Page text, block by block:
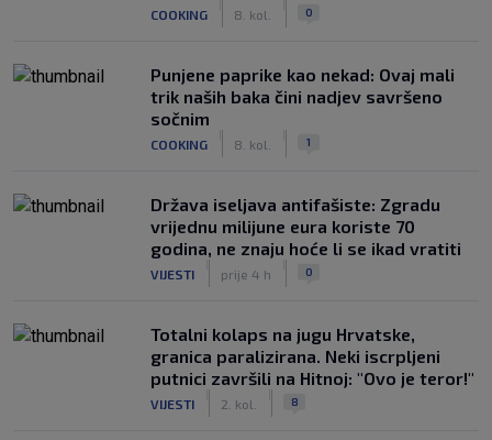
COOKING 8. kol. 0
Punjene paprike kao nekad: Ovaj mali
trik naših baka čini nadjev savršeno
sočnim
COOKING 8. kol. 1
Država iseljava antifašiste: Zgradu
vrijednu milijune eura koriste 70
godina, ne znaju hoće li se ikad vratiti
VIJESTI prije 4 h 0
Totalni kolaps na jugu Hrvatske,
granica paralizirana. Neki iscrpljeni
putnici završili na Hitnoj: "Ovo je teror!"
VIJESTI 2. kol. 8